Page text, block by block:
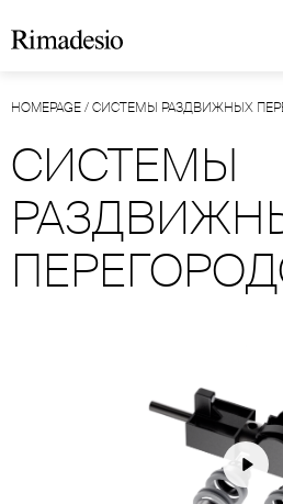
HOMEPAGE/СИСТЕМЫ РАЗДВИЖНЫХ
СИСТЕМЫ
Play